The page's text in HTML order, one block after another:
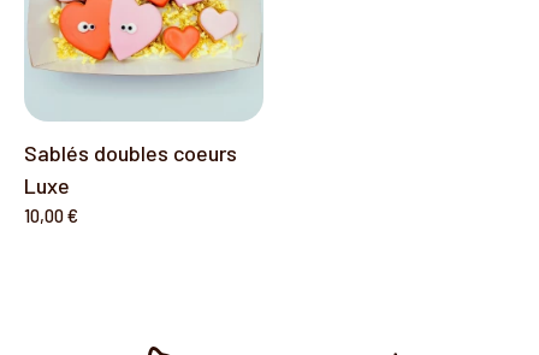
Sablés doubles coeurs
Luxe
10,00 €